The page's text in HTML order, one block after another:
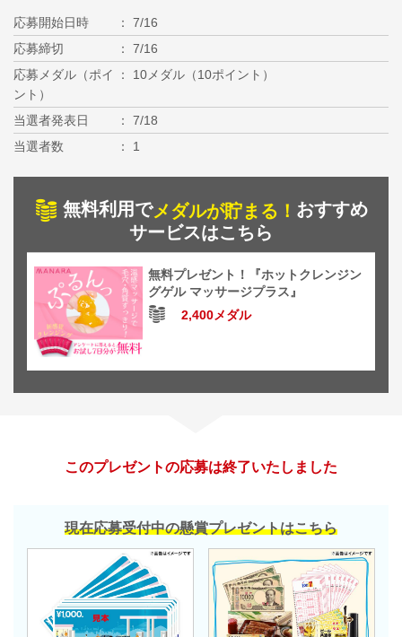
応募開始日時
7/16
応募締切
7/16
応募メダル（ポイ
ント）
10メダル（10ポイント）
当選者発表日
7/18
当選者数
1
無料利用でメダルが貯まる！ おすすめ
サービスはこちら
無料プレゼント！『ホットクレンジン
グゲル マッサージプラス』
2,400メダル
このプレゼントの応募は終了いたしました
現在応募受付中の懸賞プレゼントはこちら